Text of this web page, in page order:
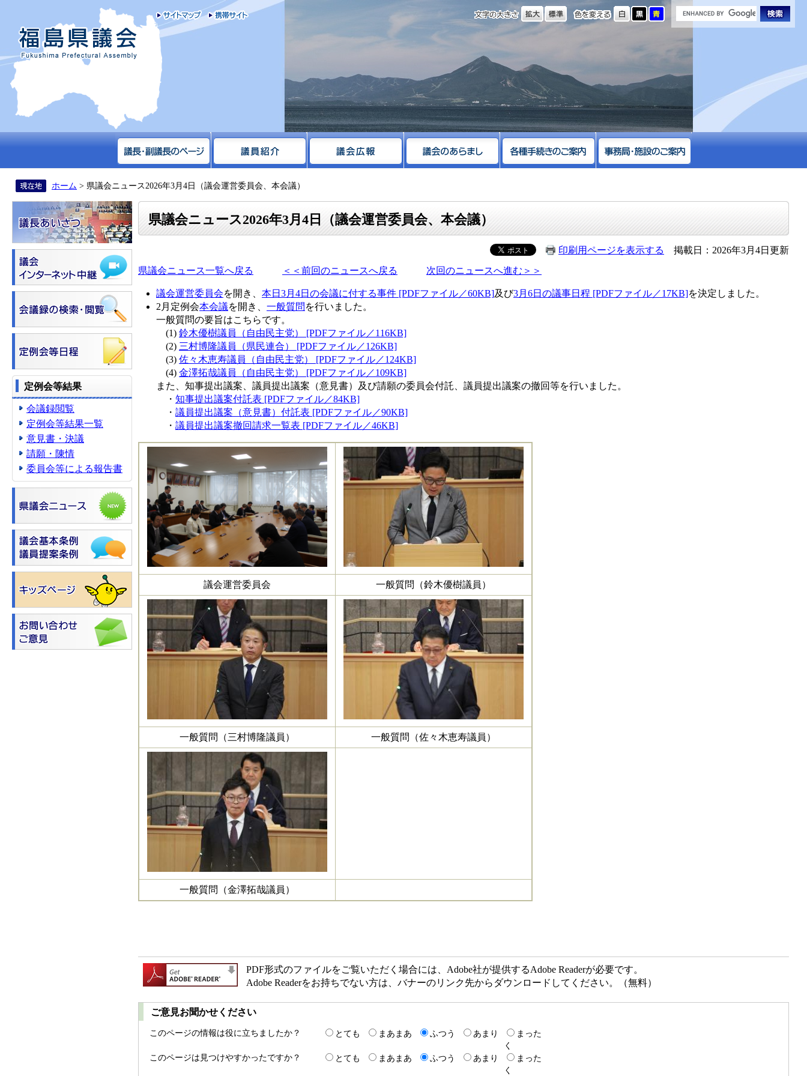
福島県議会
サイトマップ携帯サイト 色を変える
文字の大きさ
ホーム > 県議会ニュース2026年3月4日（議会運営委員会、本会議）
定例会等結果
会議録閲覧
定例会等結果一覧
意見書・決議
請願・陳情
委員会等による報告書
県議会ニュース2026年3月4日（議会運営委員会、本会議）
印刷用ページを表示する
掲載日：2026年3月4日更新
県議会ニュース一覧へ戻る
＜＜前回のニュースへ戻る 次回のニュースへ進む＞＞
議会運営委員会を開き、 本日3月4日の会議に付する事件 [PDFファイル／60KB]及び3月6日の議事日程 [PDFファイル／17KB]を決定しました。
2月定例会本会議を開き、 一般質問 を行いました。
一般質問の要旨はこちらです。
(1) 鈴木優樹議員（自由民主党） [PDFファイル／116KB]
(2) 三村博隆議員（県民連合） [PDFファイル／126KB]
(3) 佐々木恵寿議員（自由民主党） [PDFファイル／124KB]
(4) 金澤拓哉議員（自由民主党） [PDFファイル／109KB]
また、知事提出議案、議員提出議案（意見書）及び請願の委員会付託、議員提出議案の撤回等を行いました。
・ 知事提出議案付託表 [PDFファイル／84KB]
・ 議員提出議案（意見書）付託表 [PDFファイル／90KB]
・ 議員提出議案撤回請求一覧表 [PDFファイル／46KB]
議会運営委員会 一般質問（鈴木優樹議員）
一般質問（三村博隆議員） 一般質問（佐々木恵寿議員）
一般質問（金澤拓哉議員）
PDF形式のファイルをご覧いただく場合には、Adobe社が提供するAdobe Readerが必要です。
Adobe Readerをお持ちでない方は、バナーのリンク先からダウンロードしてください。（無料）
ご意見お聞かせください
このページの情報は役に立ちましたか？ とても まあまあ ふつう あまり
まった
く
このページは見つけやすかったですか？
とても まあまあ ふつう あまり
まった
く